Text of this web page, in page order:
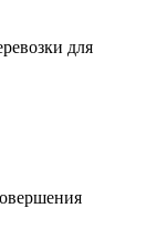
для